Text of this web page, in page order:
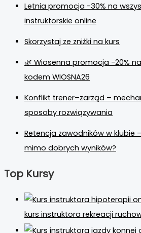
Letnia promocja -30% na
instruktorskie online
Skorzystaj ze zniżki na kurs
🌿 Wiosenna promocja -20%
kodem WIOSNA26
Konflikt trener–zarząd –
sposoby rozwiązywania
Retencja zawodników w klubie
mimo dobrych wyników?
Top Kursy
kurs instruktora rekreacji